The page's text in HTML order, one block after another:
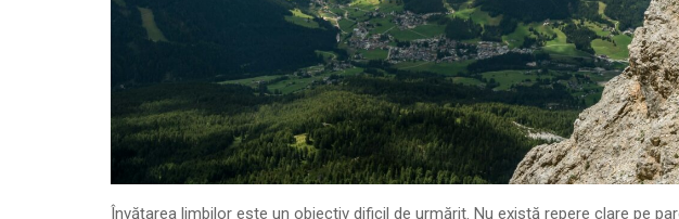
Învățarea limbilor este un obiectiv dificil de urmărit. Nu există repere clare pe